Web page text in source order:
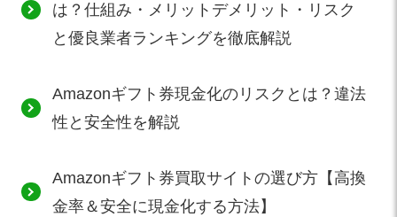
は？仕組み・メリットデメリット・リスク
と優良業者ランキングを徹底解説
Amazonギフト券現金化のリスクとは？違法
性と安全性を解説
Amazonギフト券買取サイトの選び方【高換
金率＆安全に現金化する方法】